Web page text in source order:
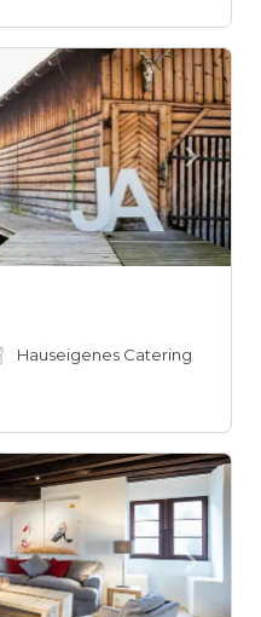
Hauseigenes Catering